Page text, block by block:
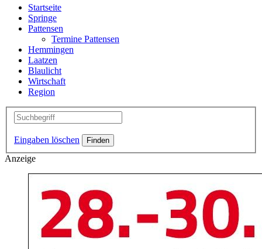
Startseite
Springe
Pattensen
Termine Pattensen
Hemmingen
Laatzen
Blaulicht
Wirtschaft
Region
Eingaben löschen
Anzeige